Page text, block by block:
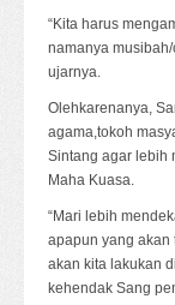
“Kita harus
namanya
ujarnya.
Olehkarenanya,
agama,tokoh
Sintang agar lebih
Maha Kuasa.
“Mari lebih
apapun yang akan
akan kita lakukan
kehendak Sang